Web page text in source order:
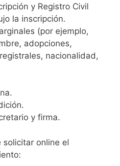
y Registro Civil
la inscripción.
(por ejemplo,
adopciones,
nacionalidad,
y firma.
solicitar online el